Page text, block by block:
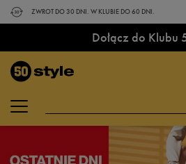
ZWROT DO 30 DNI. W KLUBIE DO 60 DNI.
Dołącz do Klubu